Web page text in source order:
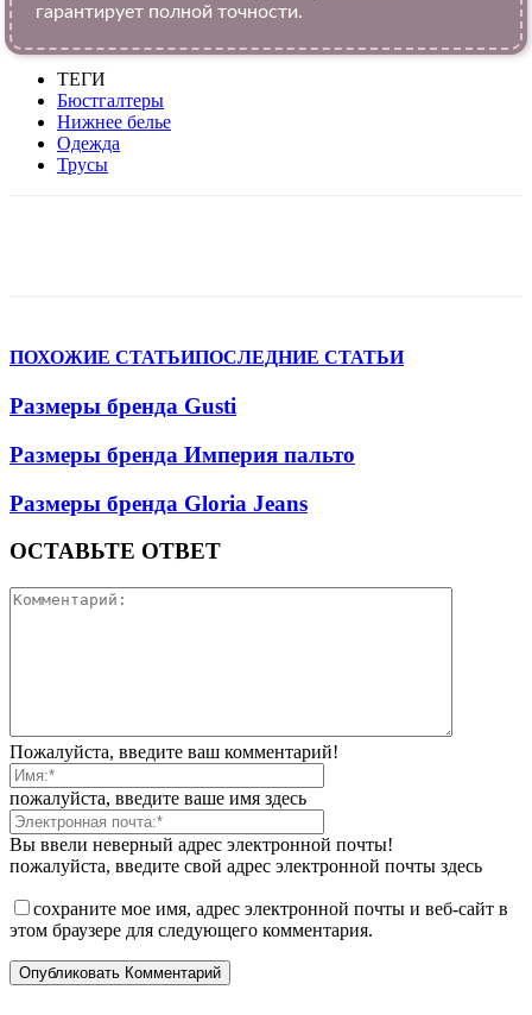
гарантирует полной точности.
ТЕГИ
Бюстгалтеры
Нижнее белье
Одежда
Трусы
ПОХОЖИЕ СТАТЬИПОСЛЕДНИЕ СТАТЬИ
Размеры бренда Gusti
Размеры бренда Империя пальто
Размеры бренда Gloria Jeans
ОСТАВЬТЕ ОТВЕТ
Пожалуйста, введите ваш комментарий!
пожалуйста, введите ваше имя здесь
Вы ввели неверный адрес электронной почты!
пожалуйста, введите свой адрес электронной почты здесь
сохраните мое имя, адрес электронной почты и веб-сайт в
этом браузере для следующего комментария.